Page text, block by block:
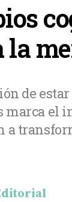
la
de
marca el
a